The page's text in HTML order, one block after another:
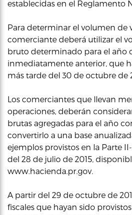
establecidas en el Reglamento
Para determinar el volumen de
comerciante deberá utilizar el
bruto determinado para el año
inmediatamente anterior, que
más tarde del 30 de octubre de
Los comerciantes que llevan
operaciones, deberán
brutas agregadas para el año
convertirlo a una base
ejemplos provistos en la Parte
del 28 de julio de 2015,
www.hacienda.pr.gov.
A partir del 29 de octubre de
fiscales que hayan sido